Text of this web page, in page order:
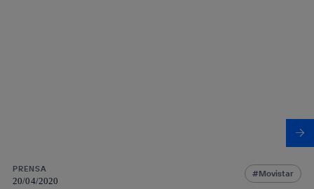
PRENSA
20/04/2020
Movistar